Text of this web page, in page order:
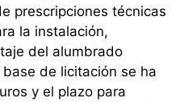
prescripciones técnicas
la instalación,
del alumbrado
de licitación se ha
y el plazo para